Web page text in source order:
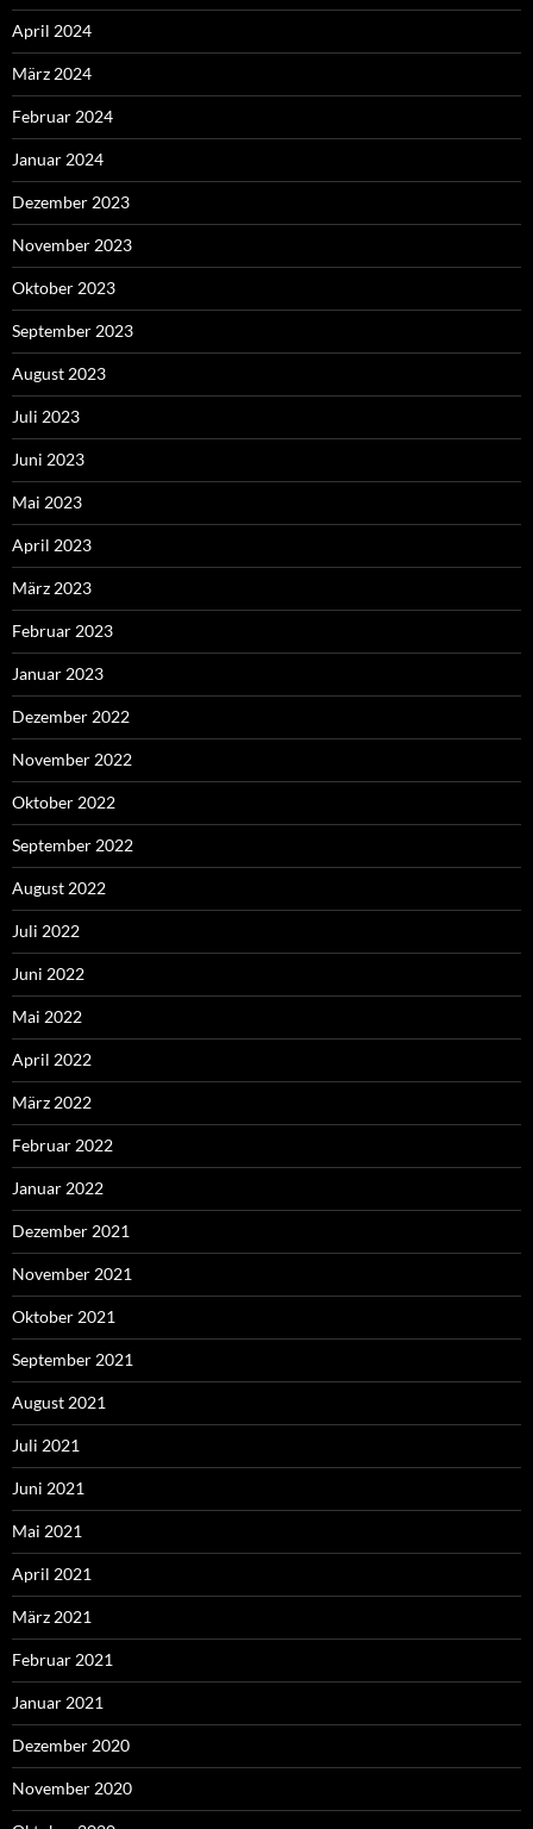
April 2024
März 2024
Februar 2024
Januar 2024
Dezember 2023
November 2023
Oktober 2023
September 2023
August 2023
Juli 2023
Juni 2023
Mai 2023
April 2023
März 2023
Februar 2023
Januar 2023
Dezember 2022
November 2022
Oktober 2022
September 2022
August 2022
Juli 2022
Juni 2022
Mai 2022
April 2022
März 2022
Februar 2022
Januar 2022
Dezember 2021
November 2021
Oktober 2021
September 2021
August 2021
Juli 2021
Juni 2021
Mai 2021
April 2021
März 2021
Februar 2021
Januar 2021
Dezember 2020
November 2020